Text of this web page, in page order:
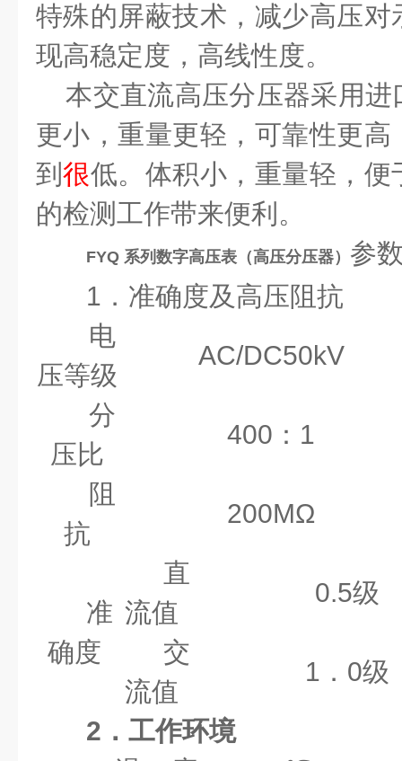
特殊的屏蔽技术，减少高压
现高稳定度，高线性度。
本交直流高压分压器采用进
更小，重量更轻，可靠性更
到很低。体积小，重量轻，
的检测工作带来便利。
FYQ 系列数字高压表（高压分压器） 参
1．准确度及高压阻抗
电
压等级
AC/DC50kV
分
压比
400：1
阻
抗
200MΩ
准
确度
直
流值
0.5级
交
流值
1．0级
2．工作环境